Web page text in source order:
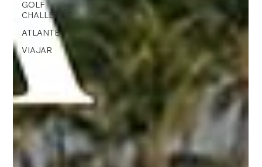
GOLF
CHALLENGE
ATLANTE
VIAJAR